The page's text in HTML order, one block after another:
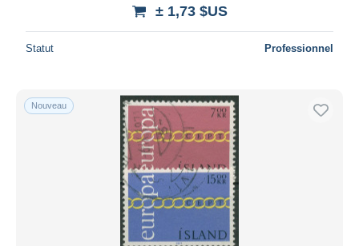
± 1,73 $US
Statut Professionnel
Nouveau